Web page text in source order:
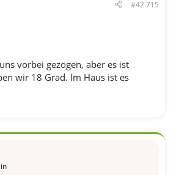
#42.715
vorbei gezogen, aber es ist
wir 18 Grad. Im Haus ist es